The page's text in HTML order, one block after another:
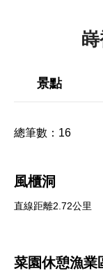
景點
總筆數： 16
風櫃洞
直線距離2.72公里
菜園休憩漁業